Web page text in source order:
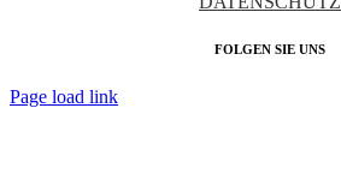
FOLGEN SIE UNS
Page load link